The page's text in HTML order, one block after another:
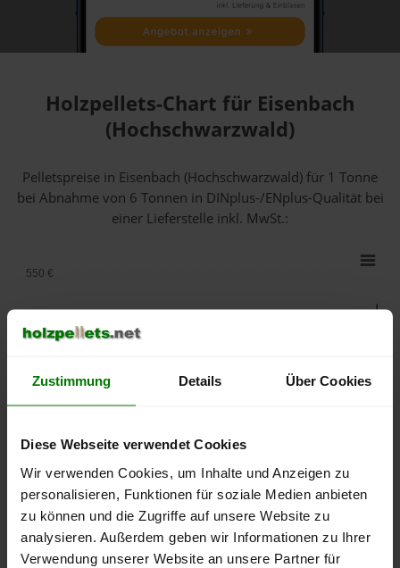
Zustimmung Details Über Cookies
Diese Webseite verwendet Cookies
Wir verwenden Cookies, um Inhalte und Anzeigen zu
personalisieren, Funktionen für soziale Medien anbieten
zu können und die Zugriffe auf unsere Website zu
analysieren. Außerdem geben wir Informationen zu Ihrer
Verwendung unserer Website an unsere Partner für
Holzpellets-Chart für Eisenbach
(Hochschwarzwald)
Pelletspreise in Eisenbach (Hochschwarzwald) für 1 Tonne
bei Abnahmevon 6 Tonnen in DINplus-/ENplus-Qualität bei
einer Lieferstelle inkl. MwSt.:
September
2025
Januar
2026
Mai
2026
250 €
300 €
350 €
550 €